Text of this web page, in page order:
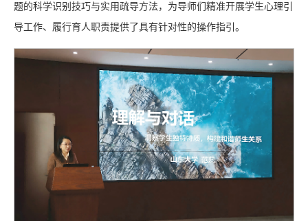
题的科学识别技巧与实用疏导方法，为导师们精准开展学生心理引
导工作、履行育人职责提供了具有针对性的操作指引。